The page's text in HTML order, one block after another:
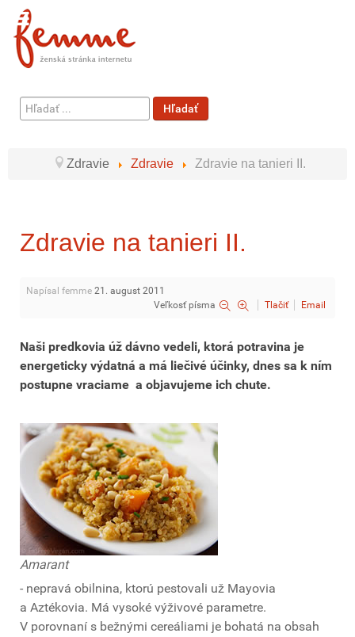
Hľadať
...
Hľadať
Zdravie Zdravie Zdravie na tanieri II.
Zdravie na tanieri II.
Napísal femme 21. august 2011
Veľkosť písma
Tlačiť Email
Naši predkovia úž dávno vedeli, ktorá potravina je
energeticky výdatná a má liečivé účinky, dnes sa k ním
postupne vraciame a objavujeme ich chute.
Amarant
- nepravá obilnina, ktorú pestovali už Mayovia
a Aztékovia. Má vysoké výživové parametre.
V porovnaní s bežnými cereáliami je bohatá na obsah